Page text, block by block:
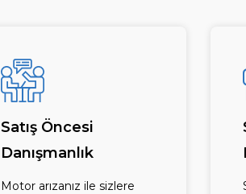
Satış Öncesi
Danışmanlık
Motor arızanız ile sizlere